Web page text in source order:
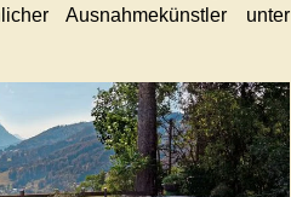
Ausnahmekünstler unter